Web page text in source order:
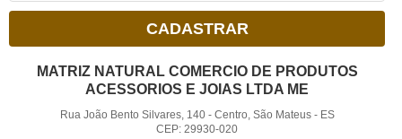
CADASTRAR
MATRIZ NATURAL COMERCIO DE PRODUTOS
ACESSORIOS E JOIAS LTDA ME
Rua João Bento Silvares, 140- Centro, São Mateus- ES
CEP: 29930-020